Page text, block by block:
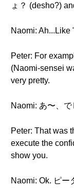
ょ？ (desho?)
Naomi: Ah...Like
Peter: For
(Naomi-sensei
very pretty.
Naomi: あ〜、
Peter: That was
execute the
show you.
Naomi: Ok. ピー